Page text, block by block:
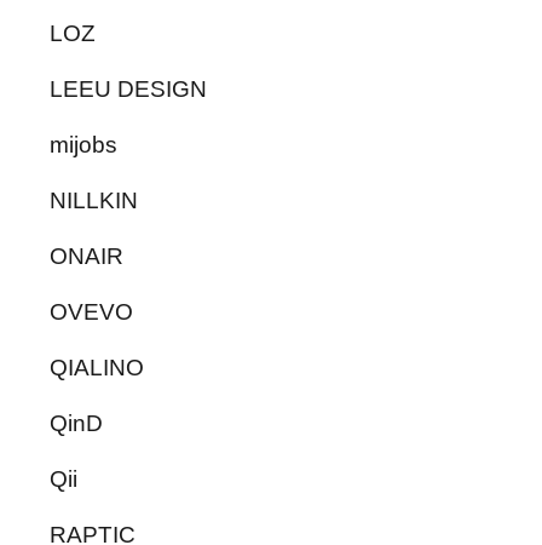
LOZ
LEEU DESIGN
mijobs
NILLKIN
ONAIR
OVEVO
QIALINO
QinD
Qii
RAPTIC